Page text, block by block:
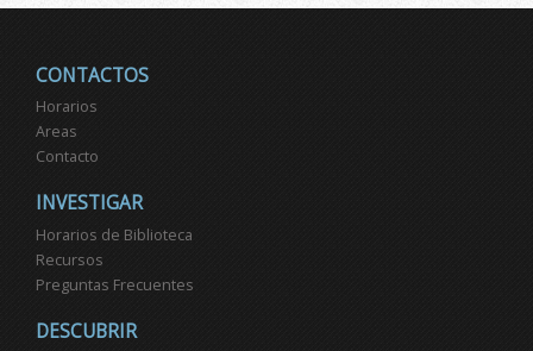
CONTACTOS
Horarios
Areas
Contacto
INVESTIGAR
Horarios de Biblioteca
Recursos
Preguntas Frecuentes
DESCUBRIR